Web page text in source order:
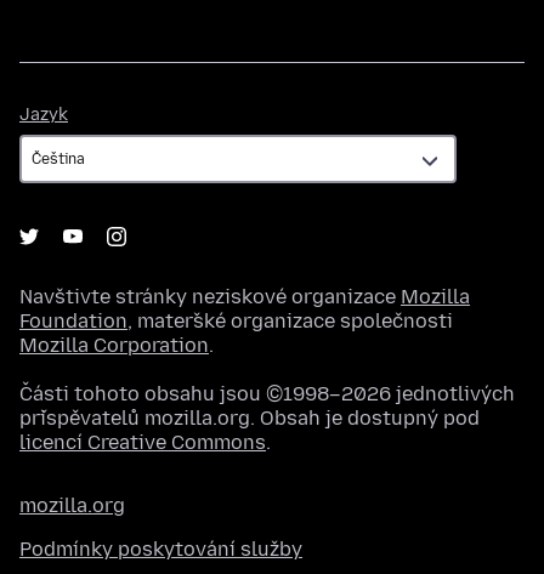
Jazyk
Navštivte stránky neziskové organizace Mozilla
Foundation, mateřské organizace společnosti
Mozilla Corporation.
Části tohoto obsahu jsou ©1998–2026 jednotlivých
přispěvatelů mozilla.org. Obsah je dostupný pod
licencí Creative Commons.
mozilla.org
Podmínky poskytování služby